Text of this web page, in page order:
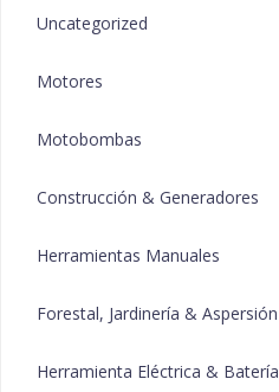
Uncategorized
Motores
Motobombas
Construcción & Generadores
Herramientas Manuales
Forestal, Jardinería & Aspersión
Herramienta Eléctrica & Batería